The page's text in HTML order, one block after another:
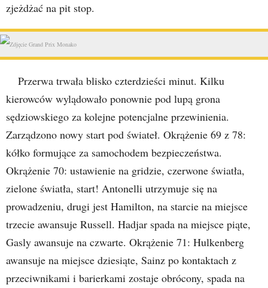
zjeżdżać na pit stop.
Przerwa trwała blisko czterdzieści minut. Kilku
kierowców wylądowało ponownie pod lupą grona
sędziowskiego za kolejne potencjalne przewinienia.
Zarządzono nowy start pod świateł. Okrążenie 69 z 78:
kółko formujące za samochodem bezpieczeństwa.
Okrążenie 70: ustawienie na gridzie, czerwone światła,
zielone światła, start! Antonelli utrzymuje się na
prowadzeniu, drugi jest Hamilton, na starcie na miejsce
trzecie awansuje Russell. Hadjar spada na miejsce piąte,
Gasly awansuje na czwarte. Okrążenie 71: Hulkenberg
awansuje na miejsce dziesiąte, Sainz po kontaktach z
przeciwnikami i barierkami zostaje obrócony, spada na